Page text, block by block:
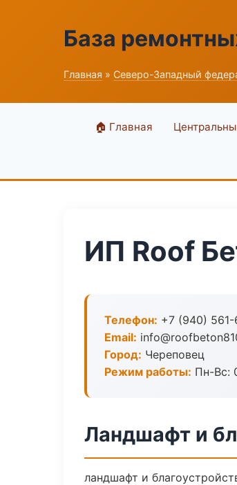
База
Главная » Северо-Западный
🏠 Главная
ИП Roof
Телефон: +7 (940)
Email:
Город: Череповец
Режим работы: Пн-Вс:
Ландшафт и
ландшафт и